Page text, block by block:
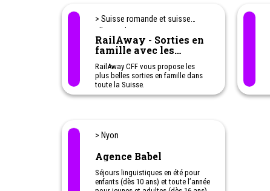
> Suisse romande et suisse
allemande
RailAway - Sorties en
famille avec les
transports publics
RailAway CFF vous propose les
plus belles sorties en famille dans
toute la Suisse.
Avec RailAway CFF vous profitez de
N'hésitez pas à cliquer sur l'offre
qui vous intéresse afin de connaître
moment.
> Nyon
Agence Babel
Séjours linguistiques en été pour
enfants (dès 10 ans) et toute l’année